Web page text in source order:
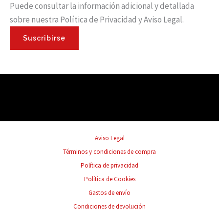
Puede consultar la información adicional y detallada
sobre nuestra Política de Privacidad y Aviso Legal.
Suscribirse
Aviso Legal
Términos y condiciones de compra
Política de privacidad
Política de Cookies
Gastos de envío
Condiciones de devolución